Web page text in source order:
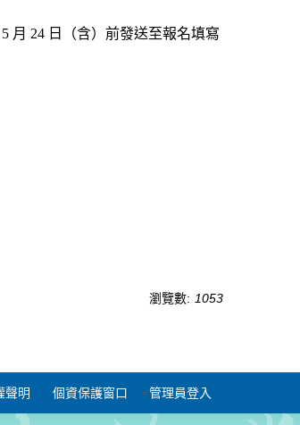
月 24 日（含）前發送至報名填寫
瀏覽數: 1053
聲明 個資保護窗口 管理員登入